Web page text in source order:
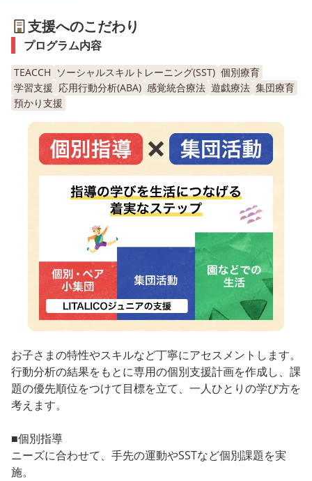
支援へのこだわり
プログラム内容
TEACCH ソーシャルスキルトレーニング(SST) 個別療育
学習支援 応用行動分析(ABA) 感覚統合療法 遊戯療法 集団療育
預かり支援
お子さまの特性やスキルなど丁寧にアセスメントします。
行動分析の結果をもとに専用の個別支援計画を作成し、課
題の優先順位をつけて目標を立て、一人ひとりの学び方を
考えます。
■個別指導
ニーズに合わせて、手先の運動やSSTなど個別課題を実
施。